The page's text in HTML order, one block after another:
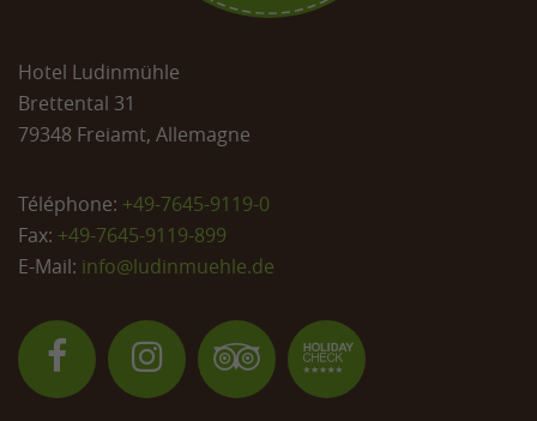
Hotel Ludinmühle
Brettental 31
79348 Freiamt, Allemagne
Téléphone: +49-7645-9119-0
Fax: +49-7645-9119-899
E-Mail: info@ludinmuehle.de